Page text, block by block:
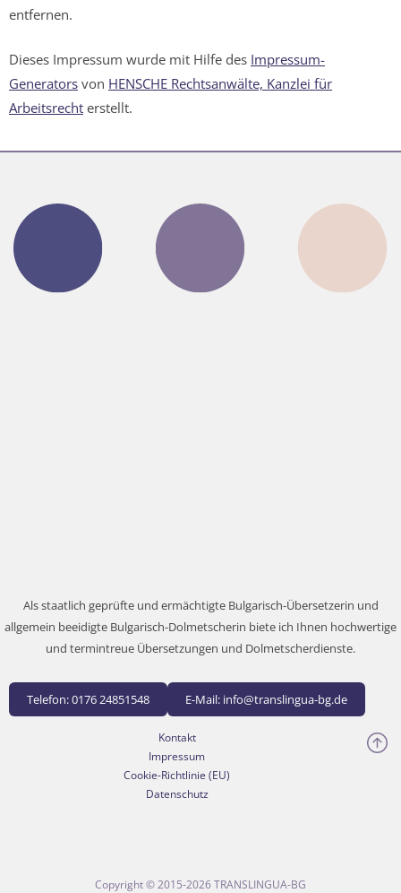
entfernen.
Dieses Impressum wurde mit Hilfe des Impressum-
Generators von HENSCHE Rechtsanwälte, Kanzlei für
Arbeitsrecht erstellt.
Als staatlich geprüfte und ermächtigte Bulgarisch-Übersetzerin und
allgemein beeidigte Bulgarisch-Dolmetscherin biete ich Ihnen hochwertige
und termintreue Übersetzungen und Dolmetscherdienste.
Telefon: 0176 24851548 E-Mail: info@translingua-bg.de
Kontakt
Impressum
Cookie-Richtlinie (EU)
Datenschutz
Copyright © 2015-2026 TRANSLINGUA-BG